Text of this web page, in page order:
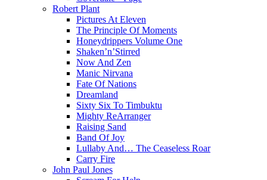
Robert Plant
Pictures At Eleven
The Principle Of Moments
Honeydrippers Volume One
Shaken’n’Stirred
Now And Zen
Manic Nirvana
Fate Of Nations
Dreamland
Sixty Six To Timbuktu
Mighty ReArranger
Raising Sand
Band Of Joy
Lullaby And… The Ceaseless Roar
Carry Fire
John Paul Jones